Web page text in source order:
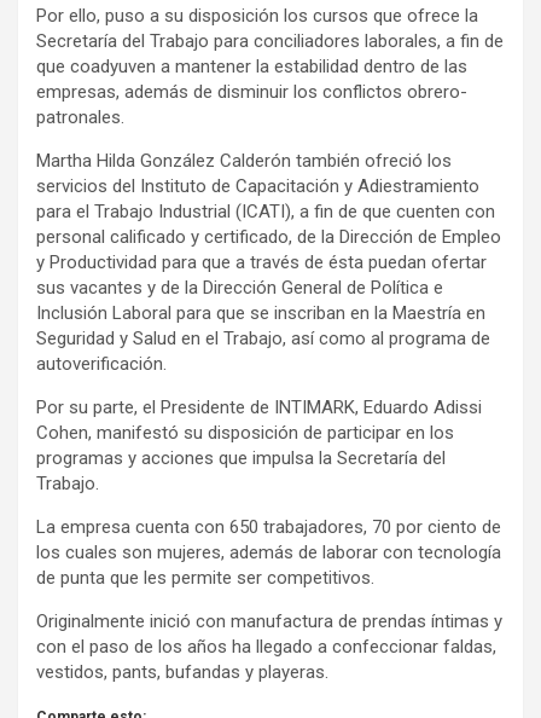
Por ello, puso a su disposición los cursos que ofrece la
Secretaría del Trabajo para conciliadores laborales, a fin de
que coadyuven a mantener la estabilidad dentro de las
empresas, además de disminuir los conflictos obrero-
patronales.
Martha Hilda González Calderón también ofreció los
servicios del Instituto de Capacitación y Adiestramiento
para el Trabajo Industrial (ICATI), a fin de que cuenten con
personal calificado y certificado, de la Dirección de Empleo
y Productividad para que a través de ésta puedan ofertar
sus vacantes y de la Dirección General de Política e
Inclusión Laboral para que se inscriban en la Maestría en
Seguridad y Salud en el Trabajo, así como al programa de
autoverificación.
Por su parte, el Presidente de INTIMARK, Eduardo Adissi
Cohen, manifestó su disposición de participar en los
programas y acciones que impulsa la Secretaría del
Trabajo.
La empresa cuenta con 650 trabajadores, 70 por ciento de
los cuales son mujeres, además de laborar con tecnología
de punta que les permite ser competitivos.
Originalmente inició con manufactura de prendas íntimas y
con el paso de los años ha llegado a confeccionar faldas,
vestidos, pants, bufandas y playeras.